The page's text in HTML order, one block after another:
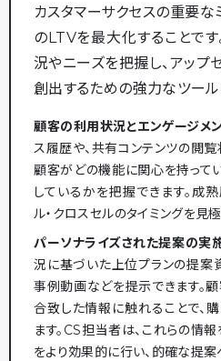
カスタマーサクセスの重要な
のLTVを最大化することで
況やニーズを把握し、アップ
創出するための強力なツール
顧客の利用状況とエンゲージメ
ス履歴や、共有コンテンツの閲
顧客がどの機能に関心を持って
しているかを把握できます。成
ル・クロスセルのタイミングを見
パーソナライズされた提案の実
況に基づいた上位プランの提案
事例動画などを提示できます。
合致した情報に触れることで、
ます。CS担当者は、これらの情
をより効果的に行い、的確な提案